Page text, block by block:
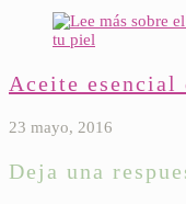
Aceite esencial
23 mayo, 2016
Deja una